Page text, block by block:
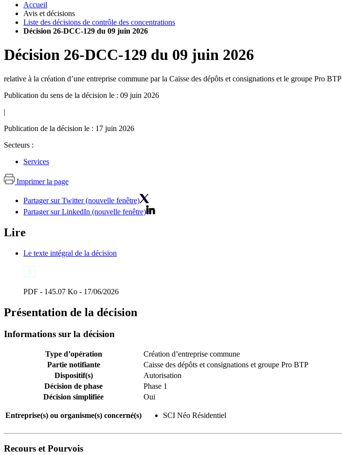
Accueil
Avis et décisions
Liste des décisions de contrôle des concentrations
Décision 26-DCC-129 du 09 juin 2026
Décision 26-DCC-129 du 09 juin 2026
relative à la création d’une entreprise commune par la Caisse des dépôts et consignations et le groupe Pro BTP
Publication du sens de la décision le : 09 juin 2026
|
Publication de la décision le : 17 juin 2026
Secteurs :
Services
Imprimer la page
Partager sur Twitter (nouvelle fenêtre)
Partager sur LinkedIn (nouvelle fenêtre)
Lire
Le texte intégral de la décision
PDF - 145.07 Ko - 17/06/2026
Présentation de la décision
Informations sur la décision
Type d’opération
Création d’entreprise commune
Partie notifiante
Caisse des dépôts et consignations et groupe Pro BTP
Dispositif(s)
Autorisation
Décision de phase
Phase 1
Décision simplifiée
Oui
Entreprise(s) ou organisme(s) concerné(s) SCI Néo Résidentiel
Recours et Pourvois